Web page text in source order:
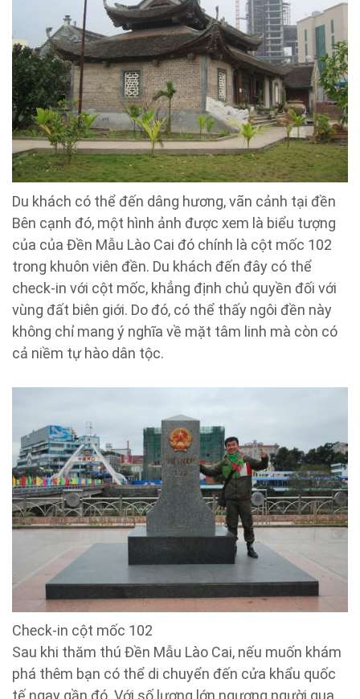
Du khách có thể đến dâng hương, vãn cảnh tại đền
Bên cạnh đó, một hình ảnh được xem là biểu tượng
của của Đền Mẫu Lào Cai đó chính là cột mốc 102
trong khuôn viên đền. Du khách đến đây có thể
check-in với cột mốc, khẳng định chủ quyền đối với
vùng đất biên giới. Do đó, có thể thấy ngôi đền này
không chỉ mang ý nghĩa về mặt tâm linh mà còn có
cả niềm tự hào dân tộc.
Check-in cột mốc 102
Sau khi thăm thú Đền Mẫu Lào Cai, nếu muốn khám
phá thêm bạn có thể di chuyển đến cửa khẩu quốc